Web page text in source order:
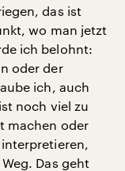
das ist
wo man jetzt
ich belohnt:
oder der
ich, auch
noch viel zu
machen oder
Das geht